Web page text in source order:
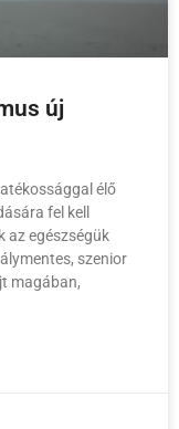
új
élő
fel kell
az egészségük
szenior
magában,